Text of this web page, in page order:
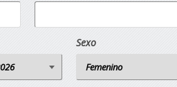
Sexo